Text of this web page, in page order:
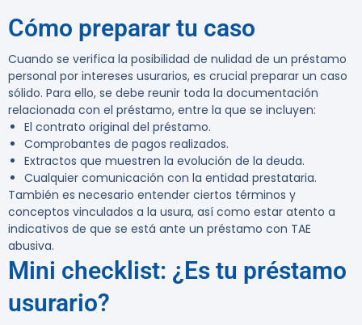
Cómo preparar tu caso
Cuando se verifica la posibilidad de nulidad de un préstamo
personal por intereses usurarios, es crucial preparar un caso
sólido. Para ello, se debe reunir toda la documentación
relacionada con el préstamo, entre la que se incluyen:
El contrato original del préstamo.
Comprobantes de pagos realizados.
Extractos que muestren la evolución de la deuda.
Cualquier comunicación con la entidad prestataria.
También es necesario entender ciertos términos y
conceptos vinculados a la usura, así como estar atento a
indicativos de que se está ante un préstamo con TAE
abusiva.
Mini checklist: ¿Es tu préstamo
usurario?